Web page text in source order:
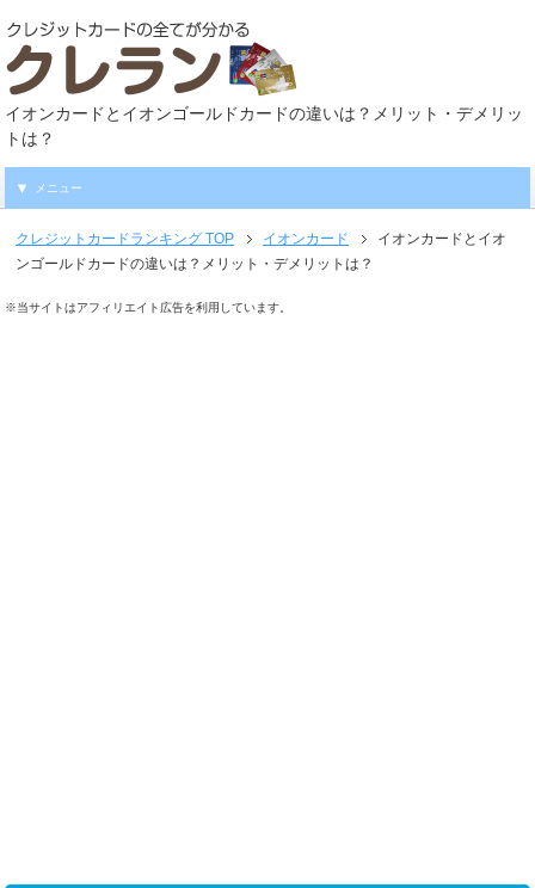
イオンカードとイオンゴールドカードの違いは？メリット・デメリッ
トは？
メニュー
クレジットカードランキング TOP イオンカード
イオンカードとイオ
ンゴールドカードの違いは？メリット・デメリットは？
※当サイトはアフィリエイト広告を利用しています。